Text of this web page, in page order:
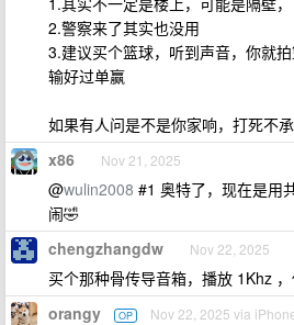
2.警察来了其实也没用
3.建议买个篮球，听到声音，你就
输好过单赢
如果有人问是不是你家响，打死不
x86 Nov 21, 2025
@wulin2008 #1 奥特了，现在是用
闹🤣
chengzhangdw Nov 22, 2025
买个那种骨传导音箱，播放 1Khz
orangy OP Nov 22, 2025 via